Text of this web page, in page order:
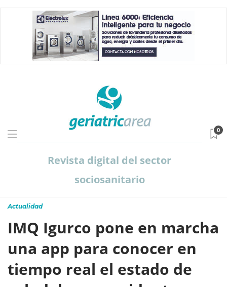
Revista digital del sector
sociosanitario
0
Actualidad
IMQ Igurco pone en marcha
una app para conocer en
tiempo real el estado de